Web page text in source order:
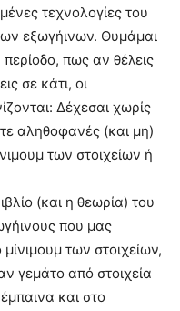
τεχνολογίες του
εξωγήινων. Θυμάμαι
πως αν θέλεις
σε κάτι, οι
Δέχεσαι χωρίς
αληθοφανές (και μη)
των στοιχείων ή
(και η θεωρία) του
που μας
των στοιχείων,
γεμάτο από στοιχεία
και στο